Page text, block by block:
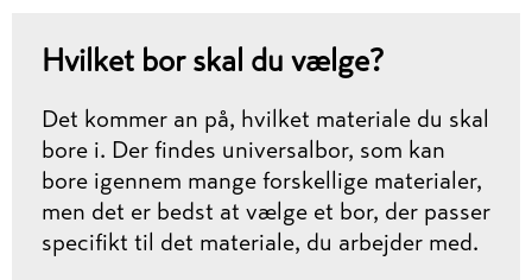
Hvilket bor skal du vælge?
Det kommer an på, hvilket materiale du skal
bore i. Der findes universalbor, som kan
bore igennem mange forskellige materialer,
men det er bedst at vælge et bor, der passer
specifikt til det materiale, du arbejder med.